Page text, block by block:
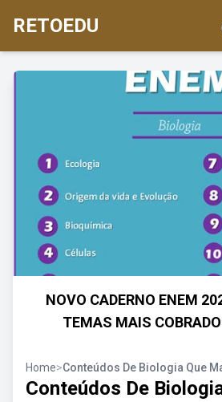
RETOEDU
NOVO CADERNO ENEM
TEMAS MAIS
Home>Conteúdos De Biologia Que
Conteúdos De